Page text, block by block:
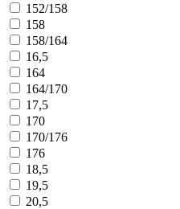
152/158
158
158/164
16,5
164
164/170
17,5
170
170/176
176
18,5
19,5
20,5